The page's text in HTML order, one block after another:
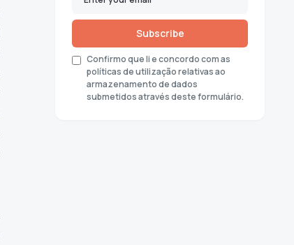
Subscribe
Confirmo que li e concordo com as
políticas de utilização relativas ao
armazenamento de dados
submetidos através deste formulário.